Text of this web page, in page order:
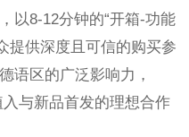
以8-12分钟的“开箱-功能
提供深度且可信的购买参
语区的广泛影响力，
与新品首发的理想合作